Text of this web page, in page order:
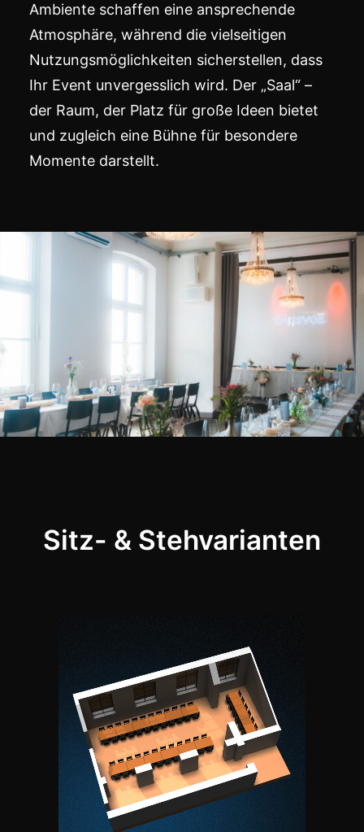
Ambiente schaffen eine ansprechende
Atmosphäre, während die vielseitigen
Nutzungsmöglichkeiten sicherstellen, dass
Ihr Event unvergesslich wird. Der „Saal“ –
der Raum, der Platz für große Ideen bietet
und zugleich eine Bühne für besondere
Momente darstellt.
Sitz- & Stehvarianten